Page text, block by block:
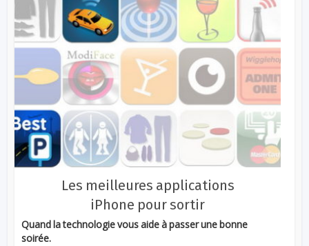
Les meilleures applications
iPhone pour sortir
Quand la technologie vous aide à passer une bonne
soirée.